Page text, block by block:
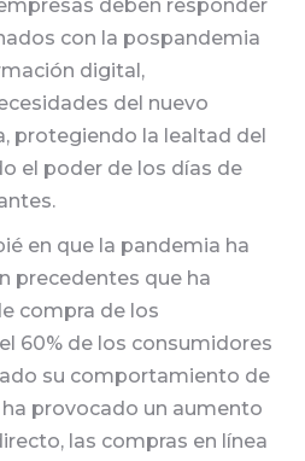
deben responder
con la pospandemia
digital,
del nuevo
protegiendo la lealtad del
el poder de los días de
en que la pandemia ha
precedentes que ha
compra de los
60% de los consumidores
su comportamiento de
provocado un aumento
las compras en línea